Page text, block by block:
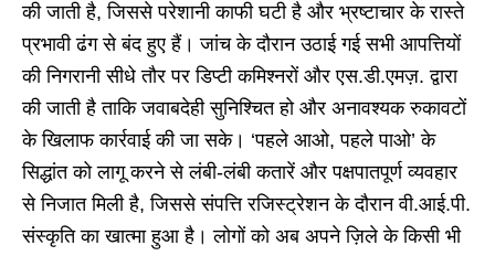
की जाती है, जिससे परेशानी काफी घटी है और भ्रष्टाचार के रास्ते
प्रभावी ढंग से बंद हुए हैं। जांच के दौरान उठाई गई सभी आपत्तियों
की निगरानी सीधे तौर पर डिप्टी कमिश्नरों और एस.डी.एमज़. द्वारा
की जाती है ताकि जवाबदेही सुनिश्चित हो और अनावश्यक रुकावटों
के खिलाफ कार्रवाई की जा सके। ‘पहले आओ, पहले पाओ’ के
सिद्धांत को लागू करने से लंबी-लंबी कतारें और पक्षपातपूर्ण व्यवहार
से निजात मिली है, जिससे संपत्ति रजिस्ट्रेशन के दौरान वी.आई.पी.
संस्कृति का खात्मा हुआ है। लोगों को अब अपने ज़िले के किसी भी